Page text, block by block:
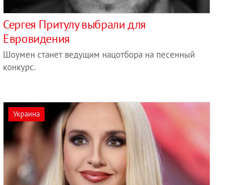
Сергея Притулу выбрали для
Евровидения
Шоумен станет ведущим нацотбора на песенный
конкурс.
Украина